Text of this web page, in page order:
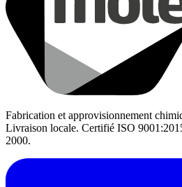
Fabrication et approvisionnement
Livraison locale. Certifié ISO
2000.